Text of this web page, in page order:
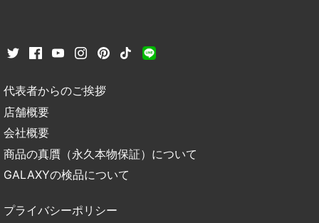
代表者からのご挨拶
店舗概要
会社概要
商品の真贋（永久本物保証）について
GALAXYの検品について
プライバシーポリシー